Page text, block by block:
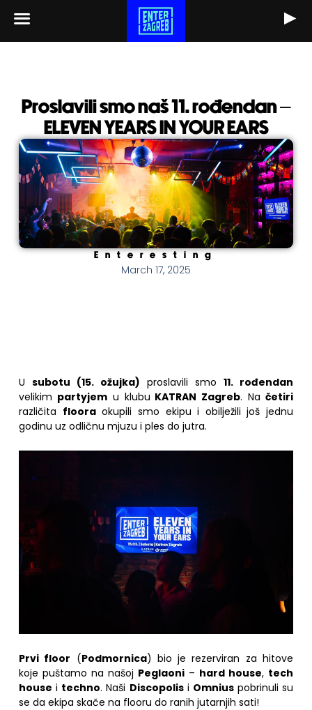
content
Proslavili smo naš 11. rođendan –
ELEVEN YEARS IN YOUR EARS
Enteresting
March 17, 2025
U subotu (15. ožujka) proslavili smo11. rođendan
velikim partyjem u klubu KATRAN Zagreb. Načetiri
različita flooraokupili smo ekipu i obilježili još jednu
godinu uz odličnu mjuzu i ples do jutra.
Prvi floor (Podmornica) bio je rezerviran za hitove
koje puštamo na našoj Peglaoni – hard house, tech
house i techno. Naši Discopolisi Omniuspobrinuli su
se da ekipa skače na flooru do ranih jutarnjih sati!